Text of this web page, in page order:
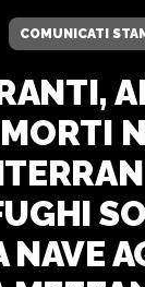
COMUNICATI
MORTI
NAVE